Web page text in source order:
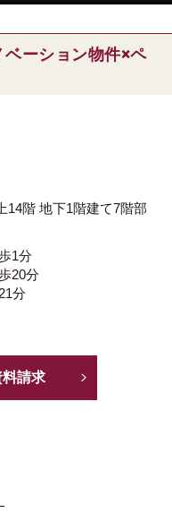
ーション物件×ペ
14階 地下1階建て7階部
1分
20分
分
請求